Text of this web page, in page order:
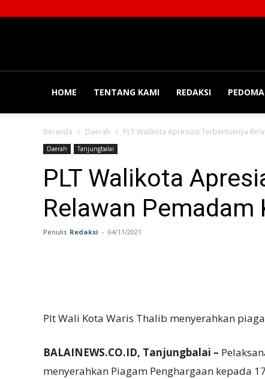
HOME TENTANG KAMI REDAKSI
Beranda Daerah PLT Walikota Apresiasi Terbentuknya
Daerah Tanjungbalai
PLT Walikota
Relawan Pemadam
Penulis Redaksi - 04/11/2021
Plt Wali Kota Waris Thalib menyerahkan
BALAINEWS.CO.ID, Tanjungbalai –
menyerahkan Piagam Penghargaan kepada